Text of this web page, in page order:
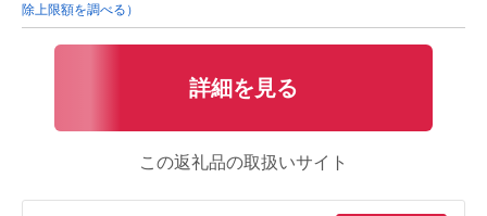
除上限額を調べる）
詳細を見る
この返礼品の取扱いサイト